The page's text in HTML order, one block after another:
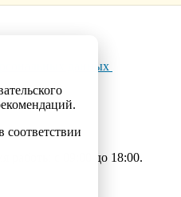
соответствии
данных
работы с 09:00 до 18:00.